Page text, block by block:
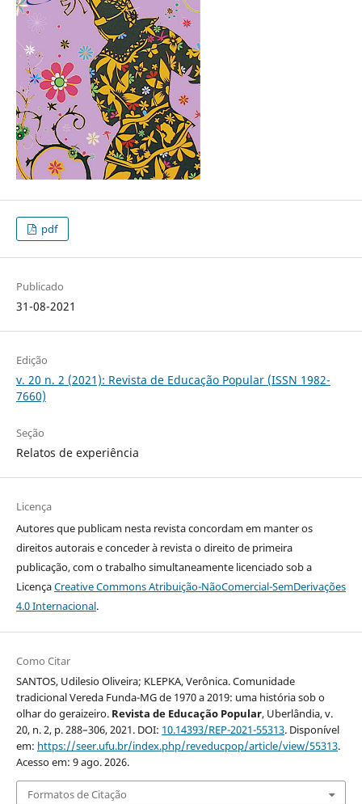
pdf
Publicado
31-08-2021
Edição
v. 20 n. 2 (2021): Revista de Educação Popular (ISSN 1982-
7660)
Seção
Relatos de experiência
Licença
Autores que publicam nesta revista concordam em manter os
direitos autorais e conceder à revista o direito de primeira
publicação, com o trabalho simultaneamente licenciado sob a
LicençaCreative Commons Atribuição-NãoComercial-SemDerivações
4.0 Internacional.
Como Citar
SANTOS, Udilesio Oliveira; KLEPKA, Verônica. Comunidade
tradicional Vereda Funda-MG de 1970 a 2019: uma história sob o
olhar do geraizeiro. Revista de Educação Popular, Uberlândia, v.
20, n. 2, p. 288–306, 2021. DOI: 10.14393/REP-2021-55313. Disponível
em: https://seer.ufu.br/index.php/reveducpop/article/view/55313.
Acesso em: 9 ago. 2026.
Formatos de Citação